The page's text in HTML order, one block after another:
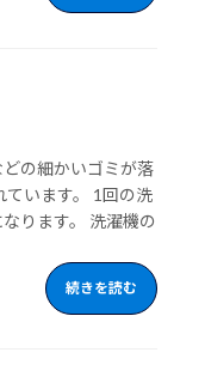
の細かいゴミが落
います。 1回の洗
ります。 洗濯機の
続きを読む